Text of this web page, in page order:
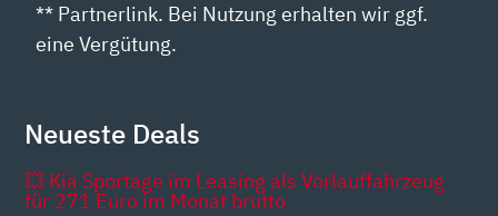
** Partnerlink. Bei Nutzung erhalten wir ggf.
eine Vergütung.
Neueste Deals
💥 Kia Sportage im Leasing als Vorlauffahrzeug
für 271 Euro im Monat brutto